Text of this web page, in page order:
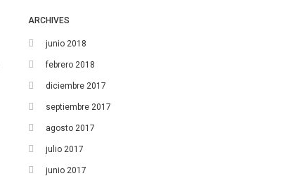
1
8 9
22 23
29
ARCHIVES
junio 2018
febrero 2018
diciembre 2017
septiembre 2017
agosto 2017
julio 2017
junio 2017